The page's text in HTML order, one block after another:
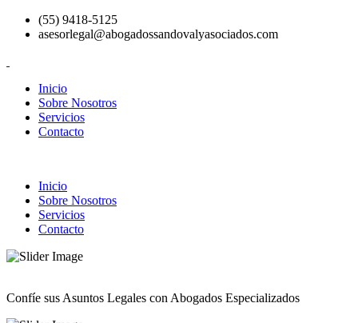
(55) 9418-5125
asesorlegal@abogadossandovalyasociados.com
Inicio
Sobre Nosotros
Servicios
Contacto
Inicio
Sobre Nosotros
Servicios
Contacto
Confíe sus Asuntos Legales con Abogados Especializados